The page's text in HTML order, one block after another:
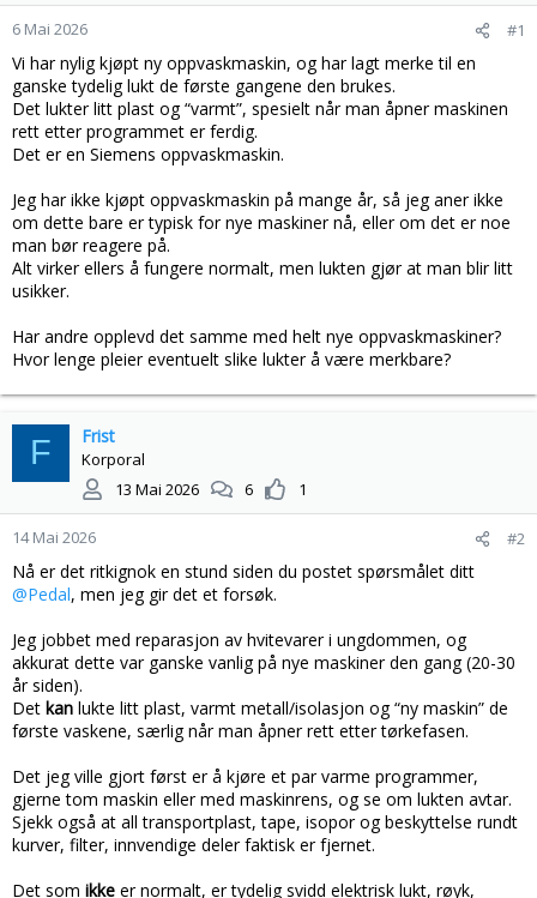
r
t
e
r
t
6 Mai 2026 #1
Vi har nylig kjøpt ny oppvaskmaskin, og har lagt merke til en
ganske tydelig lukt de første gangene den brukes.
Det lukter litt plast og “varmt”, spesielt når man åpner maskinen
rett etter programmet er ferdig.
Det er en Siemens oppvaskmaskin.
Jeg har ikke kjøpt oppvaskmaskin på mange år, så jeg aner ikke
om dette bare er typisk for nye maskiner nå, eller om det er noe
man bør reagere på.
Alt virker ellers å fungere normalt, men lukten gjør at man blir litt
usikker.
Har andre opplevd det samme med helt nye oppvaskmaskiner?
Hvor lenge pleier eventuelt slike lukter å være merkbare?
F Frist
Korporal
13 Mai 2026
6 1
14 Mai 2026 #2
Nå er det ritkignok en stund siden du postet spørsmålet ditt
@Pedal, men jeg gir det et forsøk.
Jeg jobbet med reparasjon av hvitevarer i ungdommen, og
akkurat dette var ganske vanlig på nye maskiner den gang (20-30
år siden).
Det kan lukte litt plast, varmt metall/isolasjon og “ny maskin” de
første vaskene, særlig når man åpner rett etter tørkefasen.
Det jeg ville gjort først er å kjøre et par varme programmer,
gjerne tom maskin eller med maskinrens, og se om lukten avtar.
Sjekk også at all transportplast, tape, isopor og beskyttelse rundt
kurver, filter, innvendige deler faktisk er fjernet.
Det som ikke er normalt, er tydelig svidd elektrisk lukt, røyk,